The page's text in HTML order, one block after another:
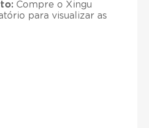
Compre o Xingu
para visualizar as